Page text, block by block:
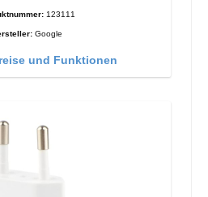
123111
Google
und Funktionen